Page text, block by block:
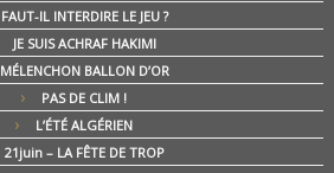
FAUT-IL INTERDIRE LE JEU ?
JE SUIS ACHRAF HAKIMI
MÉLENCHON BALLON D’OR
PAS DE CLIM !
L’ÉTÉ ALGÉRIEN
21juin – LA FÊTE DE TROP